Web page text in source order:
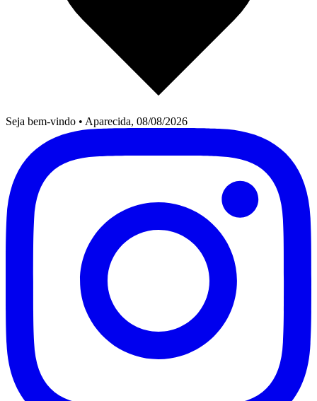
Seja bem-vindo • Aparecida, 08/08/2026